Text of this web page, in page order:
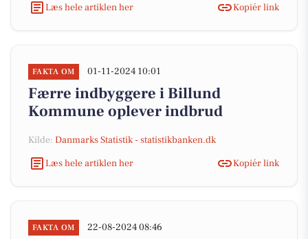
Læs hele artiklen her
Kopiér link
FAKTA OM 01-11-2024 10:01
Færre indbyggere i Billund
Kommune oplever indbrud
Kilde: Danmarks Statistik - statistikbanken.dk
Læs hele artiklen her
Kopiér link
FAKTA OM 22-08-2024 08:46